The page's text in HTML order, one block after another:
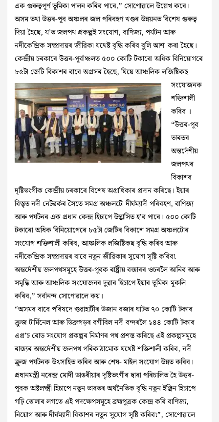
এক গুৰুত্বপূৰ্ণ ভূমিকা পালন কৰিব পাৰে,” সোণোৱালে উল্লেখ কৰে।
অসম তথা উত্তৰ-পূব অঞ্চলৰ জল পৰিবহণ খণ্ডৰ উন্নয়নত বিশেষ গুৰুত্ব
দিয়া হৈছে, য’ত জলপথ প্রকল্পই সংযোগ, বাণিজ্য, পর্যটন আৰু
নদীকেন্দ্ৰিক সম্প্ৰদায়ৰ জীৱিকা যথেষ্ট বৃদ্ধি কৰিব বুলি আশা কৰা হৈছে।
কেন্দ্ৰীয় চৰকাৰে উত্তৰ-পূৰ্বাঞ্চলত ৫০০ কোটি টকাৰো অধিক বিনিয়োগৰে
৮৫টা জেটি বিকাশৰবাবে অগ্ৰসৰ হৈছে, যিয়ে আঞ্চলিক লজিষ্টিকছ
সংযোজনক
শক্তিশালী
কৰিব ।
“উত্তৰ-পূব
ভাৰতৰ
অন্তৰ্দেশীয়
জলপথৰ
বিকাশৰ
দৃষ্টিভংগীক কেন্দ্ৰীয় চৰকাৰে বিশেষ অগ্ৰাধিকাৰ প্ৰদান কৰিছে। ইয়াৰ
বিস্তৃত নদী নেটৱৰ্কৰ সৈতে সমগ্ৰ অঞ্চলটো দীৰ্ঘম্যাদী পৰিবহণ, বাণিজ্য
আৰু পৰ্যটনৰ এক প্ৰধান কেন্দ্র হিচাপে উদ্ভাসিত হ’ব পাৰে। ৫০০ কোটি
টকাৰো অধিক বিনিয়োগেৰে ৮৫টা জেটিৰ বিকাশে সমগ্ৰ অঞ্চলটোৰ
সংযোগ শক্তিশালী কৰিব, আঞ্চলিক লজিষ্টিকছ বৃদ্ধি কৰিব আৰু
নদীকেন্দ্ৰিক সম্প্ৰদায়ৰ বাবে নতুন জীৱিকাৰ সুযোগ সৃষ্টি কৰিব৷
অন্তর্দেশীয় জলপথসমূহে উত্তৰ-পূবক ৰাষ্ট্ৰীয় বজাৰৰ ওচৰলৈ আনিব আৰু
সমৃদ্ধি আৰু আঞ্চলিক সংযোজনৰ দুৱাৰ হিচাপে ইয়াৰ ভূমিকা মুকলি
কৰিব,” সৰ্বানন্দ সোণোৱালে কয়।
“অসমৰ বাবে পৰিষদে গুৱাহাটীৰ উজান বজাৰ ঘাটত ৭০ কোটি টকাৰ
ক্রুজ টার্মিনেল আৰু ডিব্ৰুগড়ৰ বগীবিল নদী বন্দৰলৈ ১৪৪ কোটি টকাৰ
এপ্ৰ’চ ৰোড সংযোগ প্ৰকল্পৰ নিৰ্মাণৰ পথ প্ৰশস্ত কৰিছে এই প্রকল্পসমূহে
ৰাজ্যৰ অন্তৰ্দেশীয় জলপথ পৰিকাঠামোক যথেষ্ট শক্তিশালী কৰিব, নদী
ক্রুজ পর্যটনক উৎসাহিত কৰিব আৰু শেষ- মাইল সংযোগ উন্নত কৰিব।
প্ৰধানমন্ত্ৰী নৰেন্দ্ৰ মোদী ডাঙৰীয়াৰ দৃষ্টিভংগীৰ দ্বাৰা পৰিচালিত হৈ উত্তৰ-
পূবক অষ্টলক্ষ্মী হিচাপে নতুন ভাৰতৰ অৰ্থনৈতিক বৃদ্ধি নতুন ইঞ্জিন হিচাপে
গঢ়ি তোলাৰ লগতে এই পদক্ষেপসমূহে ব্ৰহ্মপুত্ৰক কেন্দ্ৰ কৰি বাণিজ্য,
নিয়োগ আৰু দীৰ্ঘম্যাদী বিকাশৰ নতুন সুযোগ সৃষ্টি কৰিব৷”, সোণোৱালে